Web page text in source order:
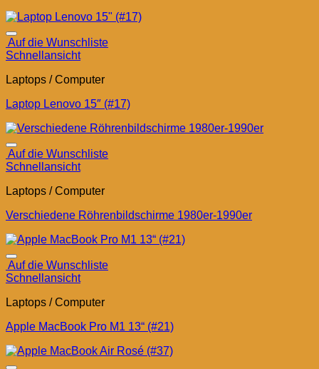
Auf die Wunschliste
Schnellansicht
Laptops / Computer
Laptop Lenovo 15″ (#17)
Auf die Wunschliste
Schnellansicht
Laptops / Computer
Verschiedene Röhrenbildschirme 1980er-1990er
Auf die Wunschliste
Schnellansicht
Laptops / Computer
Apple MacBook Pro M1 13“ (#21)